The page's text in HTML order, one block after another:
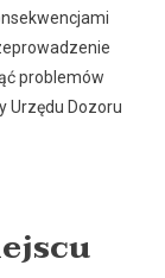
problemów
Urzędu Dozoru